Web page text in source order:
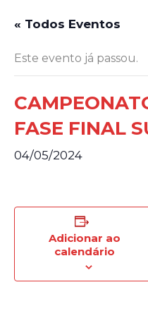
« Todos Eventos
Este evento já passou.
FASE FINAL
04/05/2024
Adicionar ao
calendário